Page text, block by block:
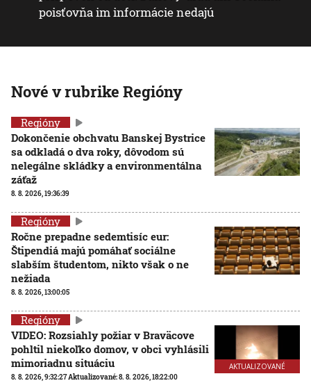
poisťovňa im informácie nedajú
Nové v rubrike Regióny
Regióny
Dokončenie obchvatu Banskej Bystrice
sa odkladá o dva roky, dôvodom sú
nelegálne skládky a environmentálna
záťaž
8. 8. 2026, 19:36:39
Regióny
Ročne prepadne sedemtisíc eur:
Štipendiá majú pomáhať sociálne
slabším študentom, nikto však o ne
nežiada
8. 8. 2026, 13:00:05
AKTUALIZOVANÉ
Regióny
VIDEO: Rozsiahly požiar v Braväcove
pohltil niekoľko domov, v obci vyhlásili
mimoriadnu situáciu
8. 8. 2026, 9:32:27Aktualizované:8. 8. 2026, 18:22:00